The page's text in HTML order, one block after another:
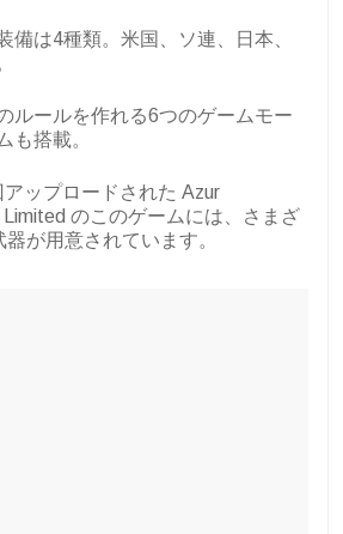
備は4種類。米国、ソ連、日本、
ルールを作れる6つのゲームモー
も搭載。
ップロードされた Azur
Limited のこのゲームには、さまざ
が用意されています。